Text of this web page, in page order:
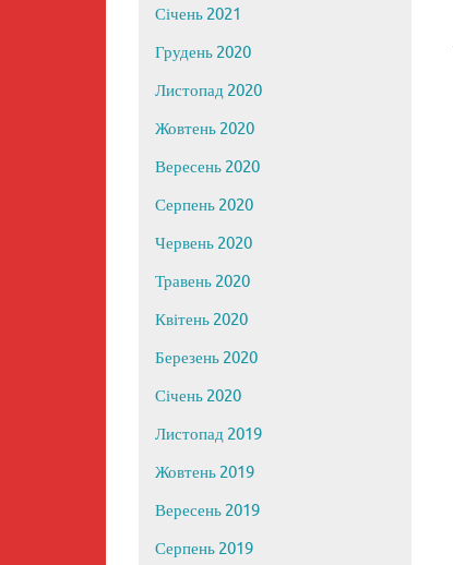
Січень 2021
Грудень 2020
Листопад 2020
Жовтень 2020
Вересень 2020
Серпень 2020
Червень 2020
Травень 2020
Квітень 2020
Березень 2020
Січень 2020
Листопад 2019
Жовтень 2019
Вересень 2019
Серпень 2019